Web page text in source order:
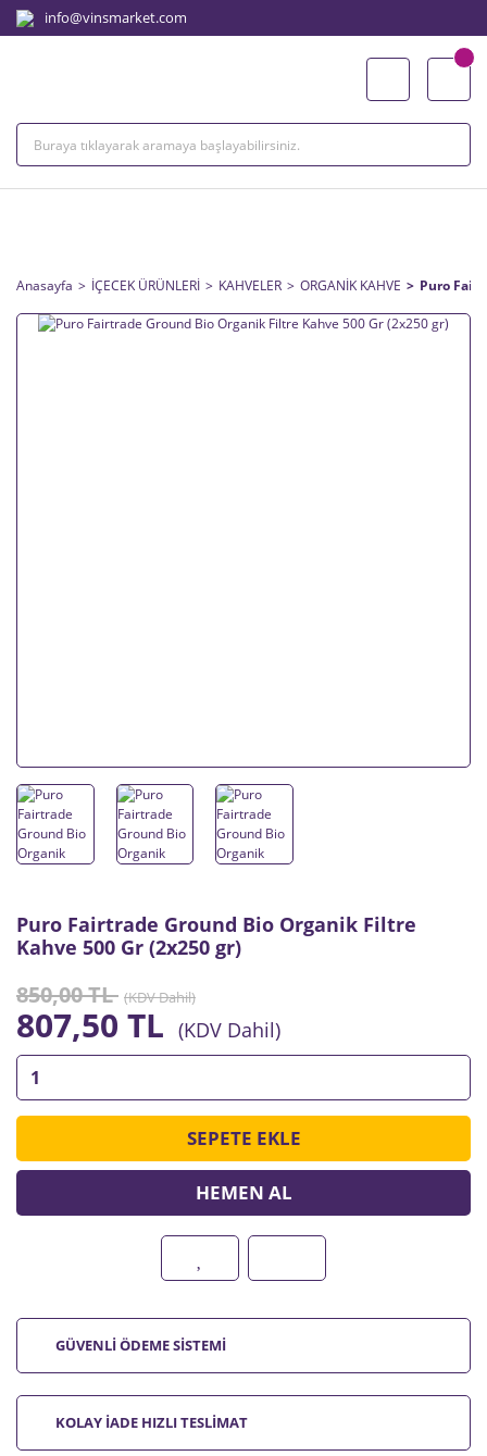
info@vinsmarket.com
Anasayfa İÇECEK ÜRÜNLERİ KAHVELER ORGANİK KAHVE Puro
Puro Fairtrade Ground Bio Organik Filtre
Kahve 500 Gr (2x250 gr)
850,00 TL (KDV Dahil)
807,50 TL (KDV Dahil)
SEPETE EKLE
HEMEN AL
GÜVENLİ ÖDEME SİSTEMİ
KOLAY İADE HIZLI TESLİMAT